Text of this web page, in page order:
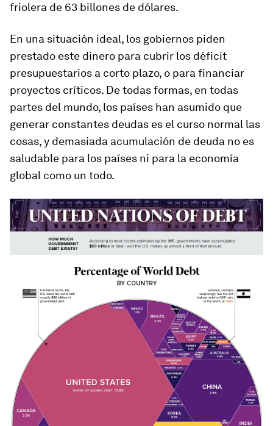
friolera de 63 billones de dólares.
En una situación ideal, los gobiernos piden
prestado este dinero para cubrir los déficit
presupuestarios a corto plazo, o para financiar
proyectos críticos. De todas formas, en todas
partes del mundo, los países han asumido que
generar constantes deudas es el curso normal las
cosas, y demasiada acumulación de deuda no es
saludable para los países ni para la economía
global como un todo.